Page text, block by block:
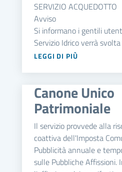
SERVIZIO ACQUEDOTTO
Avviso
Si informano i gentili
Servizio Idrico verrà svolta
LEGGI DI PIÙ
Canone Unico
Patrimoniale
Il servizio provvede alla
coattiva dell'Imposta
Pubblicità annuale e
sulle Pubbliche Affissioni.